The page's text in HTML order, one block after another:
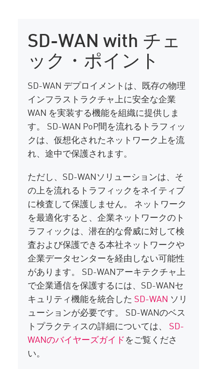
SD-WAN with チェ
ック・ポイント
SD-WAN デプロイメントは、既存の物理
インフラストラクチャ上に安全な企業
WAN を実装する機能を組織に提供しま
す。 SD-WAN PoP間を流れるトラフィッ
クは、仮想化されたネットワーク上を流
れ、途中で保護されます。
ただし、SD-WANソリューションは、そ
の上を流れるトラフィックをネイティブ
に検査して保護しません。 ネットワーク
を最適化すると、企業ネットワークのト
ラフィックは、潜在的な脅威に対して検
査および保護できる本社ネットワークや
企業データセンターを経由しない可能性
があります。 SD-WANアーキテクチャ上
で企業通信を保護するには、SD-WANセ
キュリティ機能を統合した SD-WAN ソリ
ューションが必要です。 SD-WANのベス
トプラクティスの詳細については、 SD-
WANのバイヤーズガイドをご覧くださ
い。